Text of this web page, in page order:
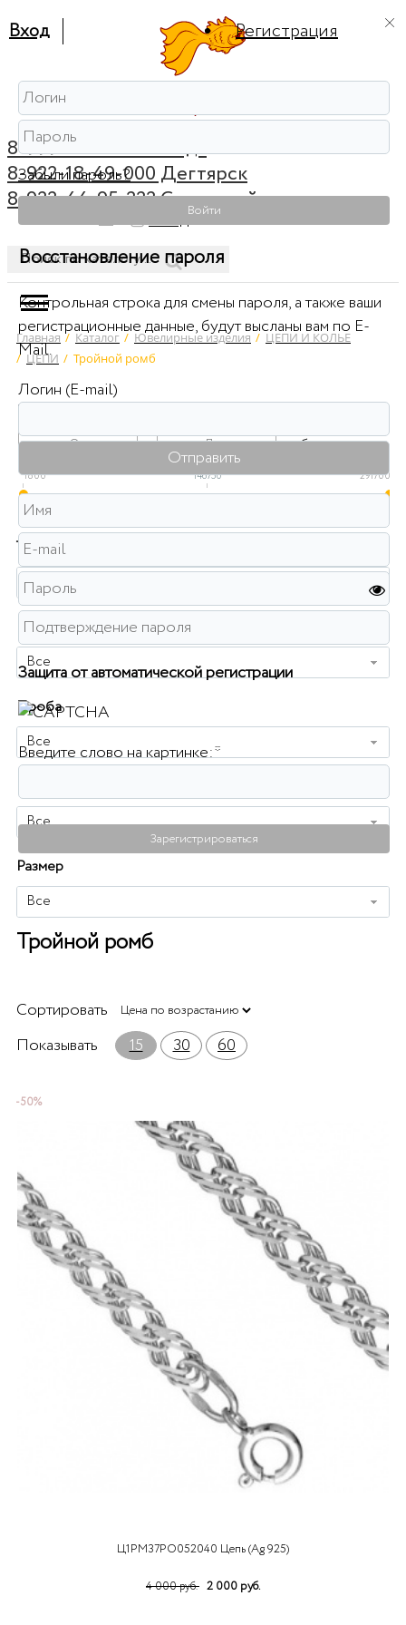
8-999-56-56-111 Ревда
8-922-18-49-000 Дегтярск
8-922-44-95-222 Советский
Вход
Главная / Каталог / Ювелирные изделия / ЦЕПИ И КОЛЬЕ
/ ЦЕПИ / Тройной ромб
Розничная цена
- руб.
1800 146750 291700
Тип изделия
Все
Металл
Все
Проба
Все
Все
Размер
Все
Тройной ромб
Сортировать
Показывать
15 30 60
-50%
Ц1РМ37РО052040 Цепь (Ag 925)
4 000 руб. 2 000 руб.
Вход Регистрация
Забыли пароль?
Войти
Восстановление пароля
Контрольная строка для смены пароля, а также ваши
регистрационные данные, будут высланы вам по E-
Mail.
Логин (E-mail)
Защита от автоматической регистрации
Введите слово на картинке:*
Зарегистрироваться